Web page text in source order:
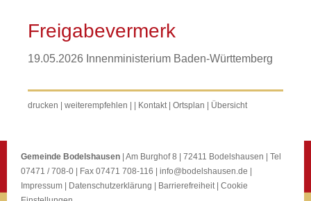
Freigabevermerk
19.05.2026 Innenministerium Baden-Württemberg
drucken weiterempfehlen Kontakt| Ortsplan Übersicht
Gemeinde Bodelshausen | Am Burghof 8 | 72411 Bodelshausen | Tel
07471 / 708-0 | Fax 07471 708-116 | info@bodelshausen.de
Impressum
Datenschutzerklärung Barrierefreiheit| Cookie